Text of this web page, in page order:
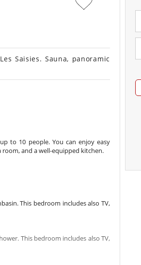
Saisies. Sauna, panoramic
to 10 people. You can enjoy easy
room, and a well-equipped kitchen.
This bedroom includes also TV,
This bedroom includes also TV,